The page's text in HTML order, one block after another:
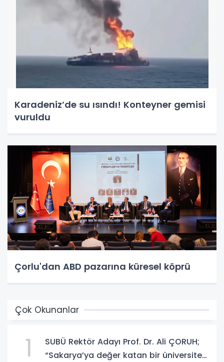
Karadeniz’de su ısındı! Konteyner gemisi
vuruldu
Çorlu'dan ABD pazarına küresel köprü
Çok Okunanlar
1
SUBÜ Rektör Adayı Prof. Dr. Ali ÇORUH;
“Sakarya’ya değer katan bir üniversite